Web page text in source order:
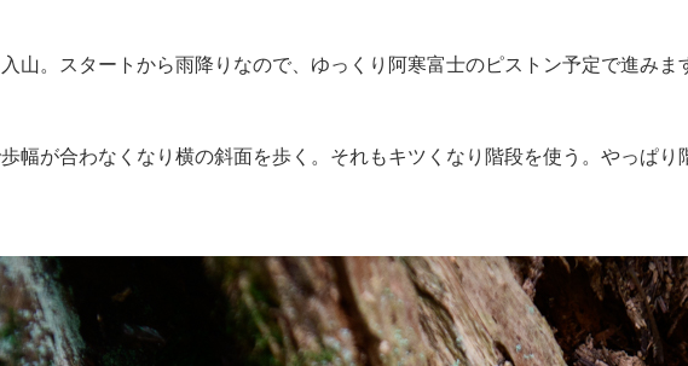
山。スタートから雨降りなので、ゆっくり阿寒富士のピストン予定で進み
幅が合わなくなり横の斜面を歩く。それもキツくなり階段を使う。やっぱり